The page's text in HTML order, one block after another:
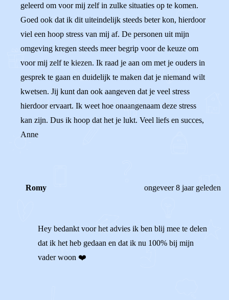
geleerd om voor mij zelf in zulke situaties op te komen.
Goed ook dat ik dit uiteindelijk steeds beter kon, hierdoor
viel een hoop stress van mij af. De personen uit mijn
omgeving kregen steeds meer begrip voor de keuze om
voor mij zelf te kiezen. Ik raad je aan om met je ouders in
gesprek te gaan en duidelijk te maken dat je niemand wilt
kwetsen. Jij kunt dan ook aangeven dat je veel stress
hierdoor ervaart. Ik weet hoe onaangenaam deze stress
kan zijn. Dus ik hoop dat het je lukt. Veel liefs en succes,
Anne
Romy ongeveer 8 jaar geleden
Hey bedankt voor het advies ik ben blij mee te delen
dat ik het heb gedaan en dat ik nu 100% bij mijn
vader woon ❤️